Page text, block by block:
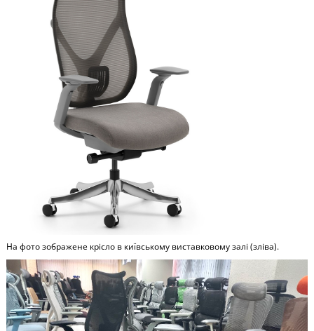
На фото зображене крісло в київському виставковому залі (зліва).